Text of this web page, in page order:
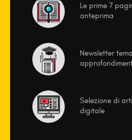
Le prime 7
anteprima
Newsletter
Selezione di
digitale